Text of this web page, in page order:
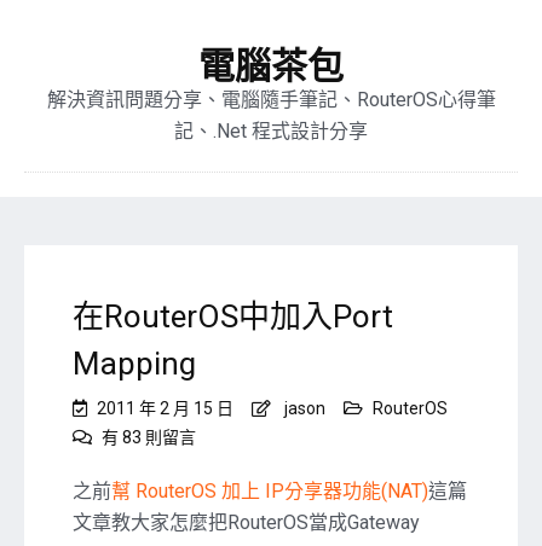
電腦茶包
解決資訊問題分享、電腦隨手筆記、RouterOS心得筆
記、.Net 程式設計分享
在RouterOS中加入Port
Mapping
2011 年 2 月 15 日 jason
RouterOS
在
RouterOS
中
加
有 83 則留言
之前幫 RouterOS 加上 IP分享器功能(NAT)這篇
文章教大家怎麼把RouterOS當成Gateway